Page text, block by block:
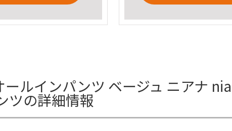
ルインパンツ ベージュ ニアナ
ツの詳細情報